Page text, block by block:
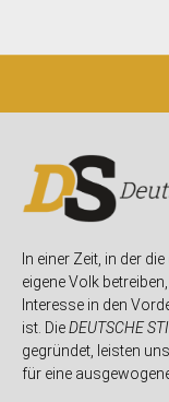
In einer Zeit, in der
eigene Volk
Interesse in den
ist. DieDEUTSCHE
gegründet, leisten
für eine